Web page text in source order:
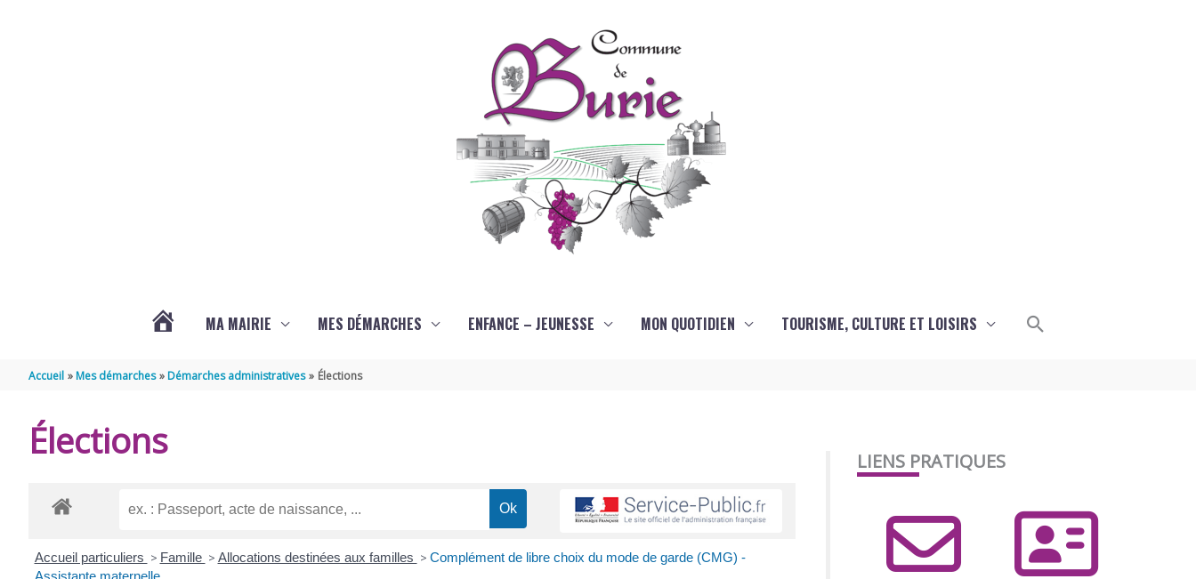
MA MAIRIE MES DÉMARCHES ENFANCE – JEUNESSE MON QUOTIDIEN TOURISME, CULTURE ET LOISIRS Rechercher
Accueil Mes démarches Démarches administratives Élections
Élections
Accueil particuliers > Famille > Allocations destinées aux familles > Complément de libre choix du mode de garde (CMG) -
LIENS PRATIQUES